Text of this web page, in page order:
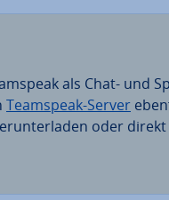
als Chat- und
Teamspeak-Server
oder